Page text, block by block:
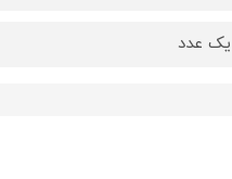
یک عدد